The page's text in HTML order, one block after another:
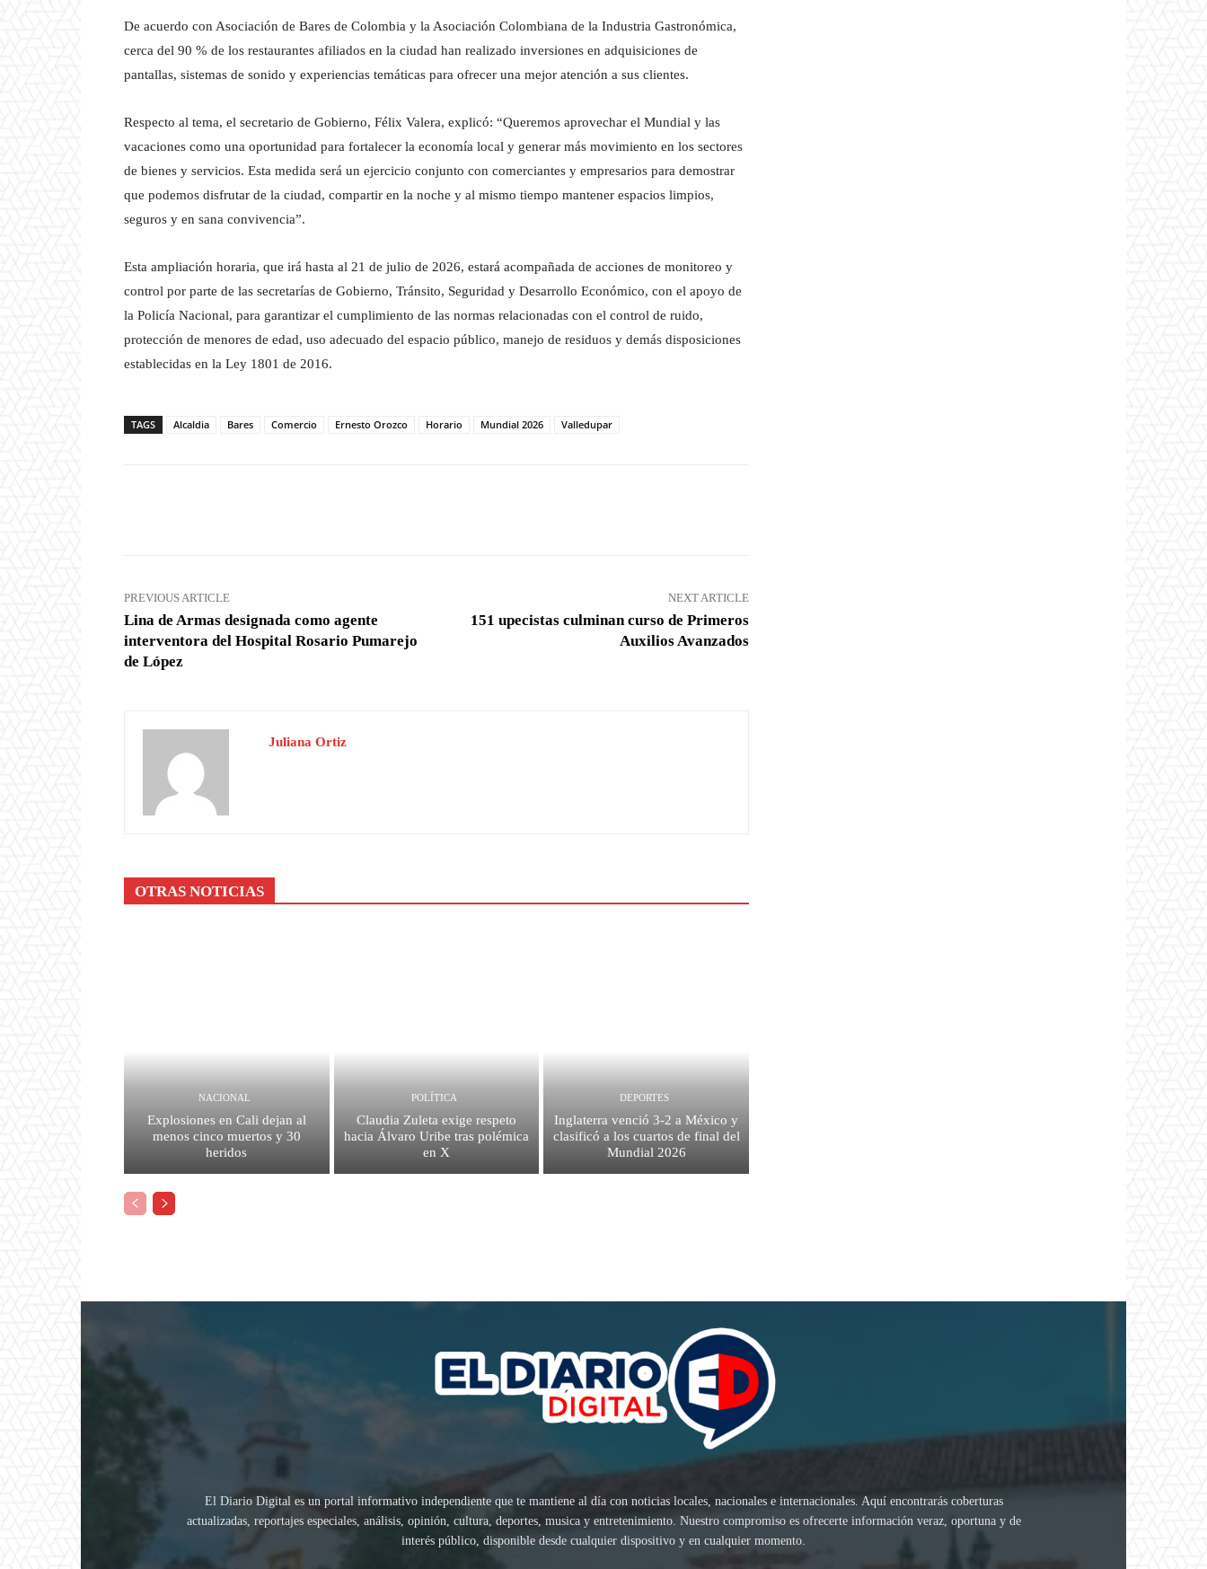
De acuerdo con Asociación de Bares de Colombia y la Asociación Colombiana de la Industria Gastronómica,
cerca del 90 % de los restaurantes afiliados en la ciudad han realizado inversiones en adquisiciones de
pantallas, sistemas de sonido y experiencias temáticas para ofrecer una mejor atención a sus clientes.
Respecto al tema, el secretario de Gobierno, Félix Valera, explicó: “Queremos aprovechar el Mundial y las
vacaciones como una oportunidad para fortalecer la economía local y generar más movimiento en los sectores
de bienes y servicios. Esta medida será un ejercicio conjunto con comerciantes y empresarios para demostrar
que podemos disfrutar de la ciudad, compartir en la noche y al mismo tiempo mantener espacios limpios,
seguros y en sana convivencia”.
Esta ampliación horaria, que irá hasta al 21 de julio de 2026, estará acompañada de acciones de monitoreo y
control por parte de las secretarías de Gobierno, Tránsito, Seguridad y Desarrollo Económico, con el apoyo de
la Policía Nacional, para garantizar el cumplimiento de las normas relacionadas con el control de ruido,
protección de menores de edad, uso adecuado del espacio público, manejo de residuos y demás disposiciones
establecidas en la Ley 1801 de 2016.
TAGS Alcaldia Bares Comercio Ernesto Orozco Horario Mundial 2026 Valledupar
PREVIOUS ARTICLE
Lina de Armas designada como agente
interventora del Hospital Rosario Pumarejo
de López
NEXT ARTICLE
151 upecistas culminan curso de Primeros
Auxilios Avanzados
Juliana Ortiz
OTRAS NOTICIAS
NACIONAL
Explosiones en Cali dejan al
menos cinco muertos y 30
heridos
POLÍTICA
Claudia Zuleta exige respeto
hacia Álvaro Uribe tras polémica
en X
DEPORTES
Inglaterra venció 3-2 a México y
clasificó a los cuartos de final del
Mundial 2026
El Diario Digital es un portal informativo independiente que te mantiene al día con noticias locales, nacionales e internacionales. Aquí encontrarás coberturas
actualizadas, reportajes especiales, análisis, opinión, cultura, deportes, musica y entretenimiento. Nuestro compromiso es ofrecerte información veraz, oportuna y de
interés público, disponible desde cualquier dispositivo y en cualquier momento.